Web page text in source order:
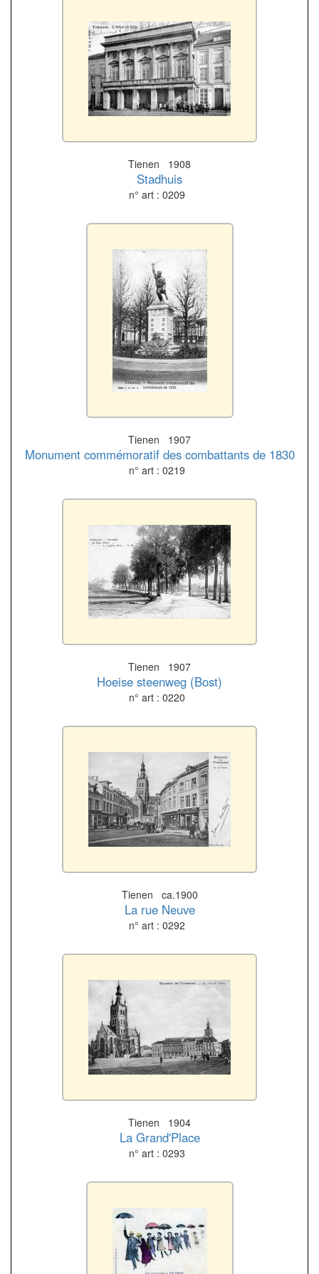
Tienen 1908
Stadhuis
n° art : 0209
Tienen 1907
Monument commémoratif des combattants de 1830
n° art : 0219
Tienen 1907
Hoeise steenweg (Bost)
n° art : 0220
Tienen ca.1900
La rue Neuve
n° art : 0292
Tienen 1904
La Grand'Place
n° art : 0293